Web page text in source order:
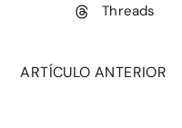
Threads
ARTÍCULO ANTERIOR